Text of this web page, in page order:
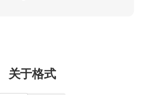
关于格式